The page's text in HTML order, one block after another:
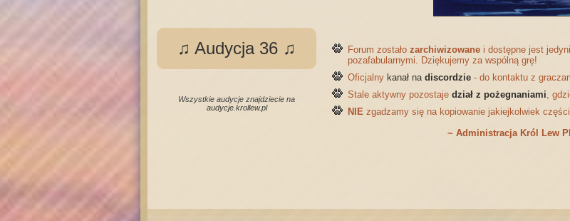
♫ Audycja 36 ♫
Wszystkie audycje znajdziecie na
audycje.krollew.pl
Forum zostało zarchiwizowane i dostępne jest
pozafabularnymi. Dziękujemy za wspólną grę!
Oficjalny kanał na discordzie - do kontaktu z
Stale aktywny pozostaje dział z pożegnaniami,
NIE zgadzamy się na kopiowanie jakiejkolwiek
~ Administracja Król Lew